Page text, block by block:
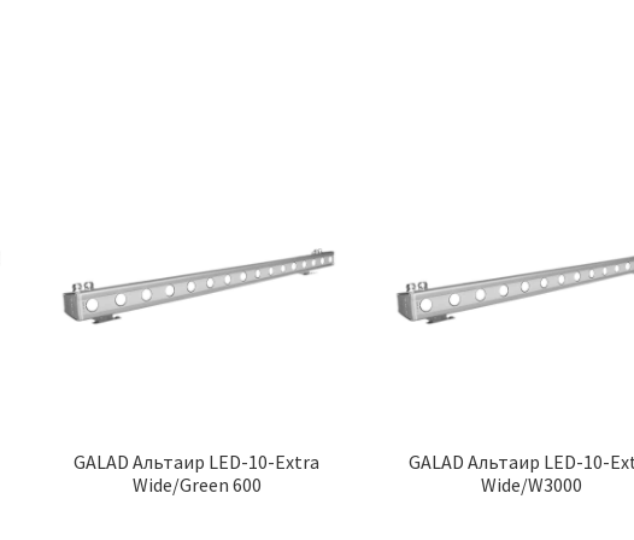
GALAD Альтаир LED-10-Extra
Wide/Green 600
GALAD Альтаир LED-10-
Wide/W3000